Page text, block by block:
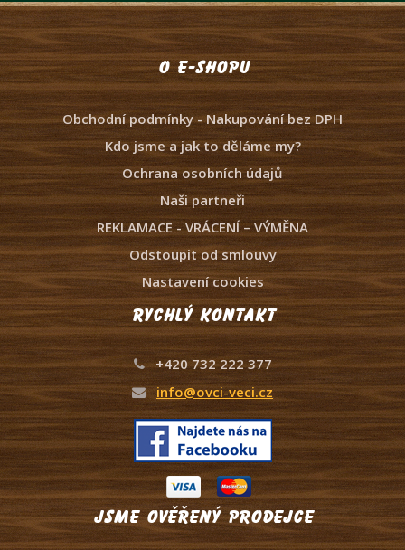
O e-shopu
Obchodní podmínky - Nakupování bez DPH
Kdo jsme a jak to děláme my?
Ochrana osobních údajů
Naši partneři
REKLAMACE - VRÁCENÍ – VÝMĚNA
Odstoupit od smlouvy
Nastavení cookies
Rychlý kontakt
+420 732 222 377
info@ovci-veci.cz
Jsme ověřený prodejce